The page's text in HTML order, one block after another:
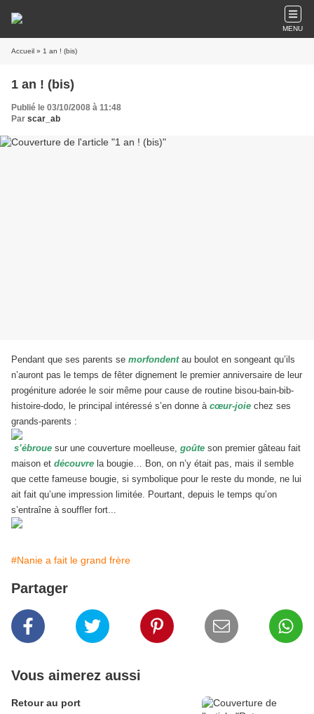
MENU
Accueil » 1 an ! (bis)
1 an ! (bis)
Publié le 03/10/2008 à 11:48
Par scar_ab
Pendant que ses parents se morfondentau boulot en songeant qu’ils
n’auront pas le temps de fêter dignement le premier anniversaire de leur
progéniture adorée le soir même pour cause de routine bisou-bain-bib-
histoire-dodo, le principal intéressé s’en donne à cœur-joie chez ses
grands-parents :
s’ébroue sur une couverture moelleuse, goûte son premier gâteau fait
maison et découvre la bougie… Bon, on n’y était pas, mais il semble
que cette fameuse bougie, si symbolique pour le reste du monde, ne lui
ait fait qu’une impression limitée. Pourtant, depuis le temps qu’on
s’entraîne à souffler fort...
#Nanie a fait le grand frère
Partager
Vous aimerez aussi
Retour au port